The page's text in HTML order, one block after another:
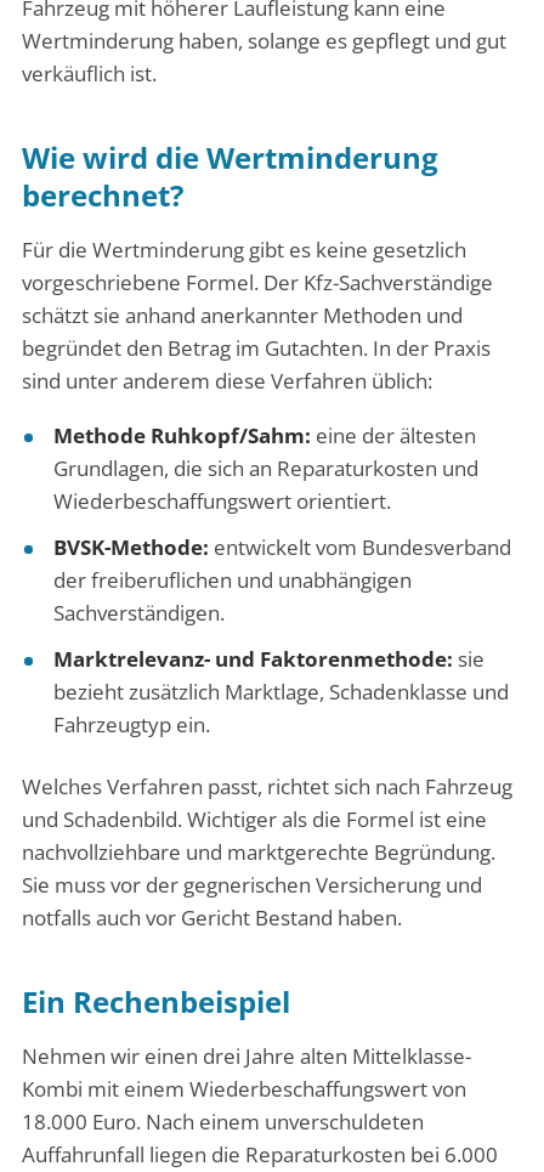
Fahrzeug mit höherer Laufleistung kann eine
Wertminderung haben, solange es gepflegt und gut
verkäuflich ist.
Wie wird die Wertminderung
berechnet?
Für die Wertminderung gibt es keine gesetzlich
vorgeschriebene Formel. Der Kfz-Sachverständige
schätzt sie anhand anerkannter Methoden und
begründet den Betrag im Gutachten. In der Praxis
sind unter anderem diese Verfahren üblich:
Methode Ruhkopf/Sahm: eine der ältesten
Grundlagen, die sich an Reparaturkosten und
Wiederbeschaffungswert orientiert.
BVSK-Methode: entwickelt vom Bundesverband
der freiberuflichen und unabhängigen
Sachverständigen.
Marktrelevanz- und Faktorenmethode: sie
bezieht zusätzlich Marktlage, Schadenklasse und
Fahrzeugtyp ein.
Welches Verfahren passt, richtet sich nach Fahrzeug
und Schadenbild. Wichtiger als die Formel ist eine
nachvollziehbare und marktgerechte Begründung.
Sie muss vor der gegnerischen Versicherung und
notfalls auch vor Gericht Bestand haben.
Ein Rechenbeispiel
Nehmen wir einen drei Jahre alten Mittelklasse-
Kombi mit einem Wiederbeschaffungswert von
18.000 Euro. Nach einem unverschuldeten
Auffahrunfall liegen die Reparaturkosten bei 6.000